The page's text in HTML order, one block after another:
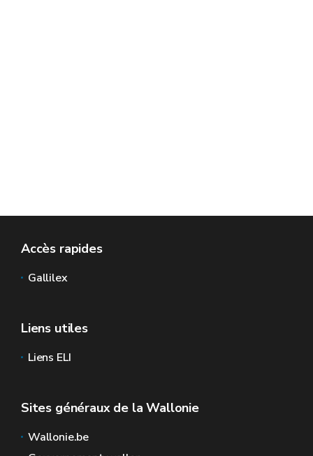
Accès rapides
Gallilex
Liens utiles
Liens ELI
Sites généraux de la Wallonie
Wallonie.be